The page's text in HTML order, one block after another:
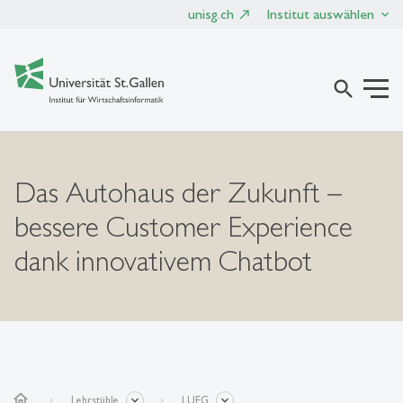
unisg.ch Institut auswählen
search
Das Autohaus der Zukunft –
bessere Customer Experience
dank innovativem Chatbot